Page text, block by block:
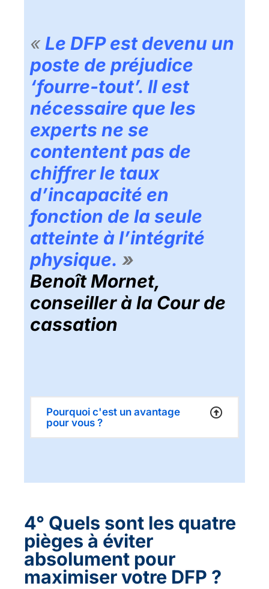
«Le DFP est devenu un
poste de préjudice
‘fourre-tout’. Il est
nécessaire que les
experts ne se
contentent pas de
chiffrer le taux
d’incapacité en
fonction de la seule
atteinte à l’intégrité
physique. »
BenoîtMornet,
conseiller à la Cour de
cassation
Pourquoi c'est un avantage
pour vous ?
4° Quels sont les quatre
pièges à éviter
absolument pour
maximiser votre DFP ?